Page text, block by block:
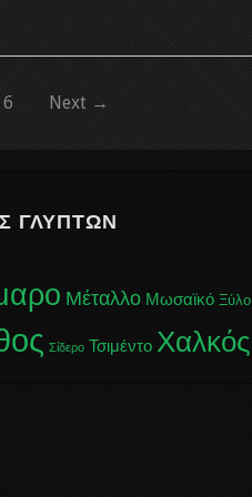
6 Next →
ΓΛΥΠΤΏΝ
Μέταλλο Μωσαϊκό Ξύλο
Σίδερο Τσιμέντο Χαλκός